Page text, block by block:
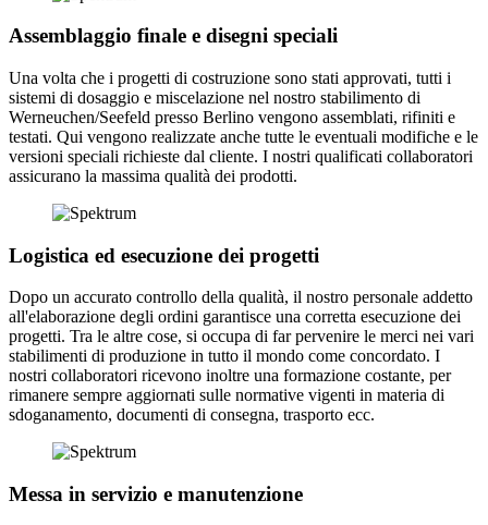
Assemblaggio finale e disegni speciali
Una volta che i progetti di costruzione sono stati approvati, tutti i
sistemi di dosaggio e miscelazione nel nostro stabilimento di
Werneuchen/Seefeld presso Berlino vengono assemblati, rifiniti e
testati. Qui vengono realizzate anche tutte le eventuali modifiche e le
versioni speciali richieste dal cliente. I nostri qualificati collaboratori
assicurano la massima qualità dei prodotti.
Logistica ed esecuzione dei progetti
Dopo un accurato controllo della qualità, il nostro personale addetto
all'elaborazione degli ordini garantisce una corretta esecuzione dei
progetti. Tra le altre cose, si occupa di far pervenire le merci nei vari
stabilimenti di produzione in tutto il mondo come concordato. I
nostri collaboratori ricevono inoltre una formazione costante, per
rimanere sempre aggiornati sulle normative vigenti in materia di
sdoganamento, documenti di consegna, trasporto ecc.
Messa in servizio e manutenzione